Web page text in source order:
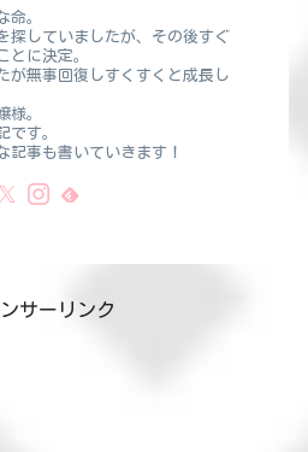
命。
探していましたが、その後すぐ
とに決定。
が無事回復しすくすくと成長し
様。
です。
記事も書いていきます！
サーリンク